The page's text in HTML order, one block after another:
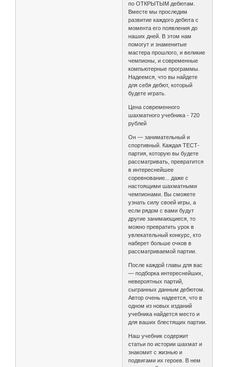
по ОТКРЫТЫМ дебютам.
Вместе мы проследим
развитие каждого дебюта с
момента его появления до
наших дней. В этом нам
помогут и знаменитые
мастера прошлого, и великие
чемпионы, и современные
компьютерные программы.
Надеемся, что вы найдете
для себя дебют, который
будете играть.
Цена современного
шахматного учебника - 720
рублей
Он — занимательный и
спортивный. Каждая ТЕСТ-
партия, которую вы будете
рассматривать, превратится
в интереснейшее
соревнование... даже с
настоящими шахматными
чемпионами. Вы сможете
узнать силу своей игры, а
если рядом с вами будут
другие занимающиеся, то
можно превратить урок в
увлекательный конкурс, кто
наберет больше очков в
рассматриваемой партии.
После каждой главы для вас
— подборка интереснейших,
невероятных партий,
сыгранных данным дебютом.
Автор очень надеется, что в
одном из новых изданий
учебника найдется место и
для ваших блестящих партии.
Наш учебник содержит
статьи по истории шахмат и
знакомит с жизнью и
подвигами их героев. В нем